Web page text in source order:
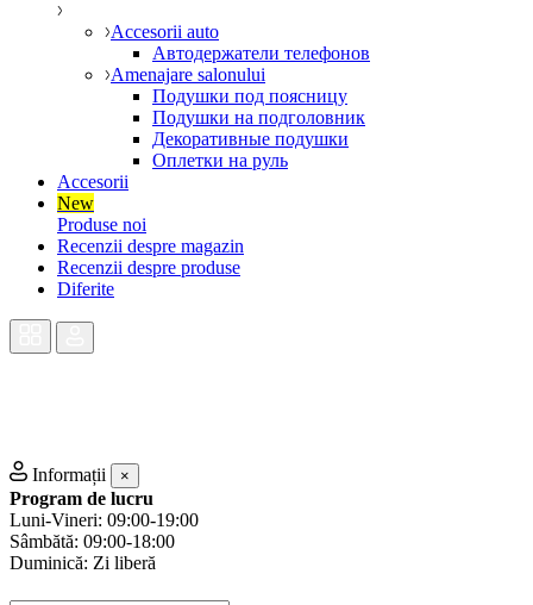
Accesorii auto
Автодержатели телефонов
Amenajare salonului
Подушки под поясницу
Подушки на подголовник
Декоративные подушки
Оплетки на руль
Accesorii
New
Produse noi
Recenzii despre magazin
Recenzii despre produse
Diferite
Informații ×
Program de lucru
Luni-Vineri: 09:00-19:00
Sâmbătă: 09:00-18:00
Duminică: Zi liberă